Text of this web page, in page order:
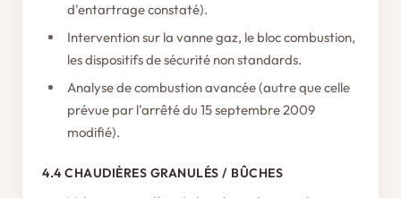
d'entartrage constaté).
Intervention sur la vanne gaz, le bloc combustion,
les dispositifs de sécurité non standards.
Analyse de combustion avancée (autre que celle
prévue par l'arrêté du 15 septembre 2009
modifié).
4.4 CHAUDIÈRES GRANULÉS / BÛCHES